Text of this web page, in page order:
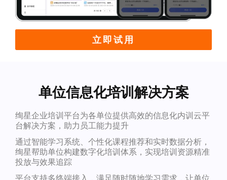
立即试用
单位信息化培训解决方案
绚星企业培训平台为各单位提供高效的信息化内训云平
台解决方案，助力员工能力提升
通过智能学习系统、个性化课程推荐和实时数据分析，
绚星帮助单位构建数字化培训体系，实现培训资源精准
投放与效果追踪